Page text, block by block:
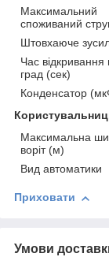
Максимальний
споживаний
Штовхаюче
Час відкривання
град (сек)
Конденсатор
Максимальна
воріт (м)
Вид автоматики
Приховати
Умови